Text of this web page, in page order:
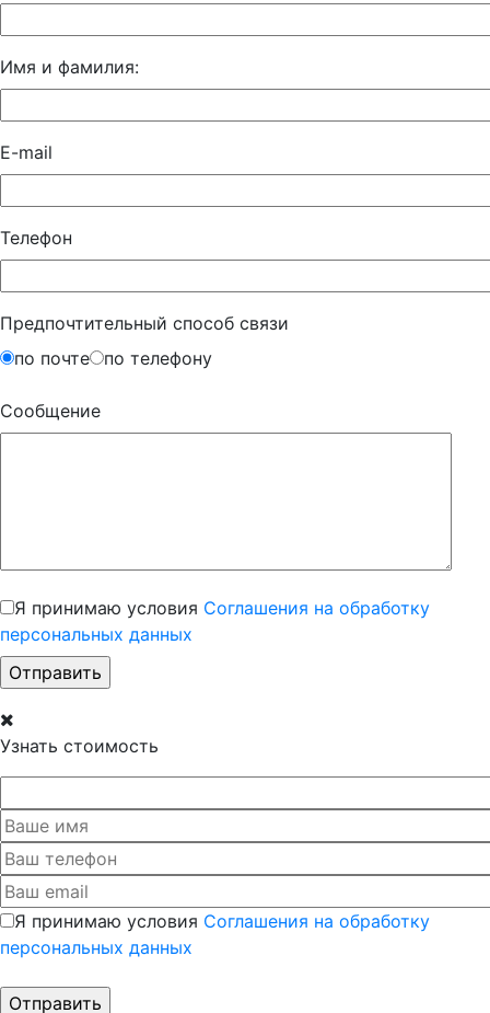
Имя и фамилия:
E-mail
Телефон
Предпочтительный способ связи
по почте
по телефону
Сообщение
Я принимаю условия Соглашения на обработку
персональных данных
Узнать стоимость
Я принимаю условия Соглашения на обработку
персональных данных